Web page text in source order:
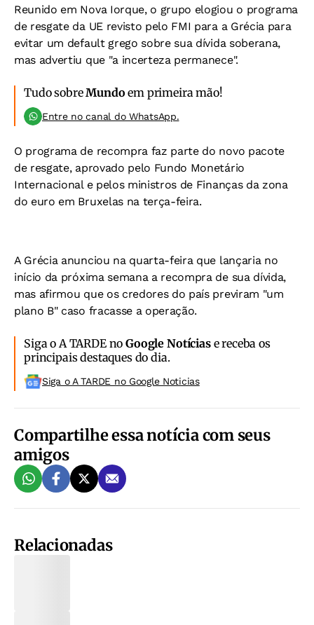
Reunido em Nova Iorque, o grupo elogiou o programa
de resgate da UE revisto pelo FMI para a Grécia para
evitar um default grego sobre sua dívida soberana,
mas advertiu que "a incerteza permanece".
Tudo sobreMundo em primeira mão!
Entre no canal do WhatsApp.
O programa de recompra faz parte do novo pacote
de resgate, aprovado pelo Fundo Monetário
Internacional e pelos ministros de Finanças da zona
do euro em Bruxelas na terça-feira.
A Grécia anunciou na quarta-feira que lançaria no
início da próxima semana a recompra de sua dívida,
mas afirmou que os credores do país previram "um
plano B" caso fracasse a operação.
Siga o A TARDE noGoogle Notíciase receba os
principais destaques do dia.
Siga o A TARDE no Google Noticias
Compartilhe essa notícia com seus
amigos
Relacionadas